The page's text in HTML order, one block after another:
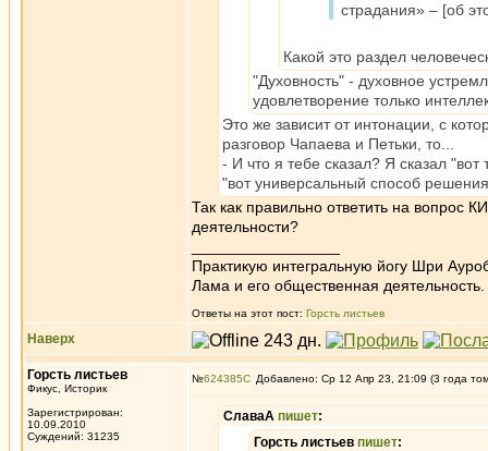
страдания» – [об
Какой это раздел
"Духовность" - духовное
удовлетворение только
Это же зависит от интонации, с
разговор Чапаева и Петьки, то...
- И что я тебе сказал? Я сказал
"вот универсальный способ
Так как правильно ответить на вопрос
деятельности?
Практикую интегральную йогу Шри
Лама и его общественная деятельность.
Ответы на этот пост: Горсть листьев
Наверх
Горсть листьев
Фикус, Историк
Зарегистрирован:
10.09.2010
Суждений: 31235
№624385 Добавлено: Ср 12 Апр 23, 21:09 (3 года
СлаваА пишет:
Горсть листьев пишет: